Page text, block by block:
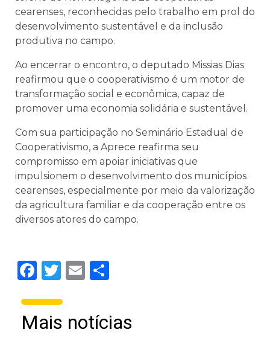
cearenses, reconhecidas pelo trabalho em prol do
desenvolvimento sustentável e da inclusão
produtiva no campo.
Ao encerrar o encontro, o deputado Missias Dias
reafirmou que o cooperativismo é um motor de
transformação social e econômica, capaz de
promover uma economia solidária e sustentável.
Com sua participação no Seminário Estadual de
Cooperativismo, a Aprece reafirma seu
compromisso em apoiar iniciativas que
impulsionem o desenvolvimento dos municípios
cearenses, especialmente por meio da valorização
da agricultura familiar e da cooperação entre os
diversos atores do campo.
Facebook
Twitter
Email
Mais notícias